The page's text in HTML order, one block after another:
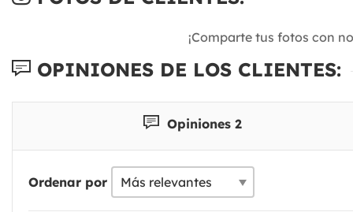
¡Comparte tus fotos con
OPINIONES DE LOS CLIENTES:
Opiniones 2
Ordenar por